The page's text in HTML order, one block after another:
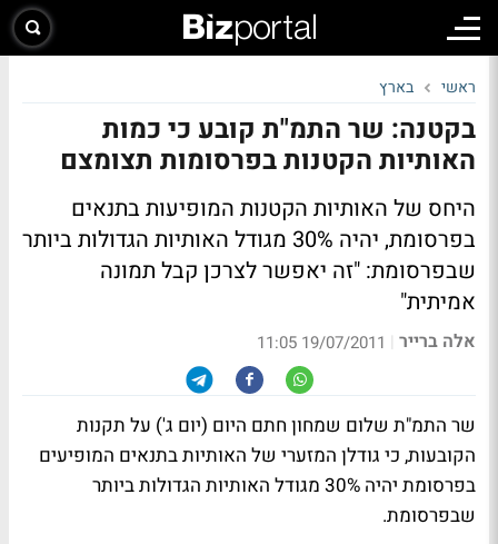
ראשי בארץ
בקטנה: שר התמ"ת קובע כי כמות
האותיות הקטנות בפרסומות תצומצם
היחס של האותיות הקטנות המופיעות בתנאים
בפרסומת, יהיה 30% מגודל האותיות הגדולות ביותר
שבפרסומת: "זה יאפשר לצרכן קבל תמונה
אמיתית"
אלה ברייר |
19/07/2011 11:05
שר התמ"ת שלום שמחון חתם היום (יום ג') על תקנות
הקובעות, כי גודלן המזערי של האותיות בתנאים המופיעים
בפרסומת יהיה 30% מגודל האותיות הגדולות ביותר
שבפרסומת.